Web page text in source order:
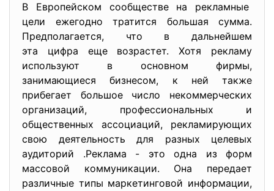
В Европейском сообществе на рекламные
цели ежегодно тратится большая сумма.
Предполагается, что в дальнейшем
эта цифра еще возрастет. Хотя рекламу
используют в основном фирмы,
занимающиеся бизнесом, к ней также
прибегает большое число некоммерческих
организаций, профессиональных и
общественных ассоциаций, рекламирующих
свою деятельность для разных целевых
аудиторий .Реклама - это одна из форм
массовой коммуникации. Она передает
различные типы маркетинговой информации,